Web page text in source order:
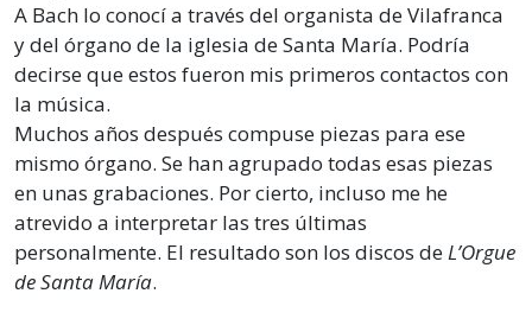
A Bach lo conocí a través del organista de Vilafranca
y del órgano de la iglesia de Santa María. Podría
decirse que estos fueron mis primeros contactos con
la música.
Muchos años después compuse piezas para ese
mismo órgano. Se han agrupado todas esas piezas
en unas grabaciones. Por cierto, incluso me he
atrevido a interpretar las tres últimas
personalmente. El resultado son los discos deL’Orgue
de Santa María.